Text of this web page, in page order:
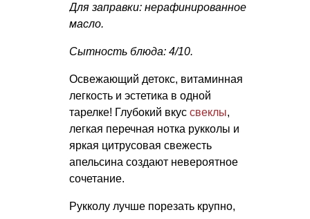
Для заправки: нерафинированное
масло.
Сытность блюда: 4/10.
Освежающий детокс, витаминная
легкость и эстетика в одной
тарелке! Глубокий вкус свеклы,
легкая перечная нотка рукколы и
яркая цитрусовая свежесть
апельсина создают невероятное
сочетание.
Рукколу лучше порезать крупно,